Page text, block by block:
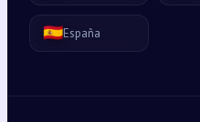
🇪🇸España